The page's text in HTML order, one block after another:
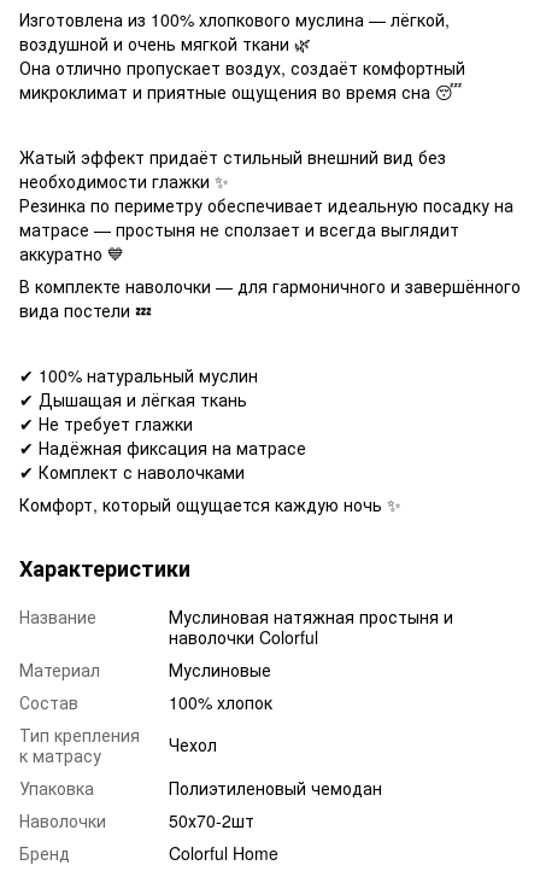
Изготовлена из 100% хлопкового муслина — лёгкой,
воздушной и очень мягкой ткани 🌿
Она отлично пропускает воздух, создаёт комфортный
микроклимат и приятные ощущения во время сна 😴
Жатый эффект придаёт стильный внешний вид без
необходимости глажки ✨
Резинка по периметру обеспечивает идеальную посадку на
матрасе — простыня не сползает и всегда выглядит
аккуратно 💙
В комплекте наволочки — для гармоничного и завершённого
вида постели 💤
✔ 100% натуральный муслин
✔ Дышащая и лёгкая ткань
✔ Не требует глажки
✔ Надёжная фиксация на матрасе
✔ Комплект с наволочками
Комфорт, который ощущается каждую ночь ✨
Характеристики
Название
Муслиновая натяжная простыня и
наволочки Colorful
Материал
Муслиновые
Состав
100% хлопок
Тип крепления
к матрасу
Чехол
Упаковка
Полиэтиленовый чемодан
Наволочки
50х70-2шт
Бренд
Colorful Home